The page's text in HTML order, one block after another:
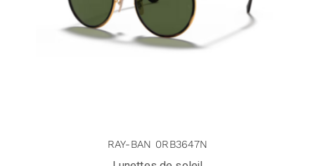
RAY-BAN 0RB3647N